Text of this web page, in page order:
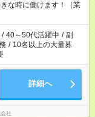
な時に働けます！（業
/ 40～50代活躍中 / 副
/ 10名以上の大量募
詳細へ
社